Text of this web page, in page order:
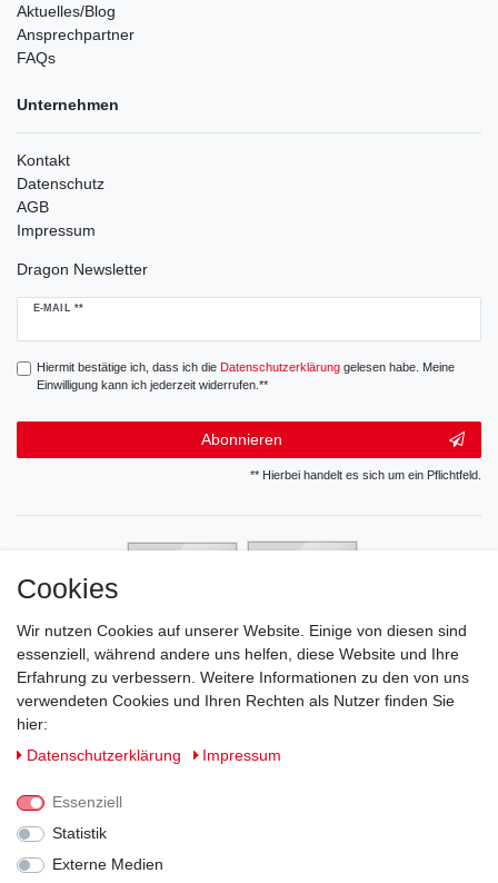
Aktuelles/Blog
Ansprechpartner
FAQs
Unternehmen
Kontakt
Datenschutz
AGB
Impressum
Dragon Newsletter
E-MAIL **
Newsletter
Hiermit bestätige ich, dass ich die Daten­schutz­erklärunggelesen habe. Meine
Einwilligung kann ich jederzeit widerrufen.**
Abonnieren
** Hierbei handelt es sich um ein Pflichtfeld.
Cookies
Wir nutzen Cookies auf unserer Website. Einige von diesen sind
essenziell, während andere uns helfen, diese Website und Ihre
Erfahrung zu verbessern. Weitere Informationen zu den von uns
verwendeten Cookies und Ihren Rechten als Nutzer finden Sie
hier:
Daten­schutz­erklärung
Impressum
Essenziell
Statistik
Externe Medien